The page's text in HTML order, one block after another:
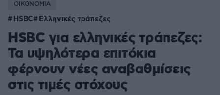
ΟΙΚΟΝΟΜΙΑ
HSBC Ελληνικές τράπεζες
HSBC για ελληνικές τράπεζες:
Τα υψηλότερα επιτόκια
φέρνουν νέες αναβαθμίσεις
στις τιμές στόχους